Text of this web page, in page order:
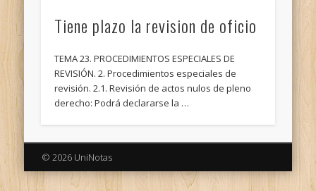
Tiene plazo la revision de oficio
TEMA 23. PROCEDIMIENTOS ESPECIALES DE
REVISIÓN. 2. Procedimientos especiales de
revisión. 2.1. Revisión de actos nulos de pleno
derecho: Podrá declararse la …
© 2026 UniNotas